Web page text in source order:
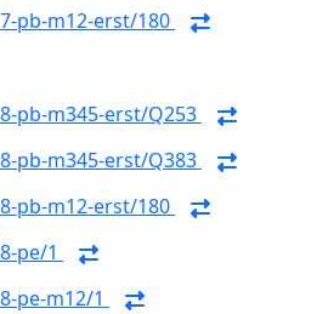
pb-m12-erst/180
pb-m345-erst/Q253
pb-m345-erst/Q383
pb-m12-erst/180
pe/1
pe-m12/1